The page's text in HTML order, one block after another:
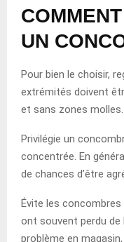
UN
Pour bien le choisir,
extrémités doivent
et sans zones molles.
Privilégie un
concentrée. En
de chances d’être
Évite les
ont souvent perdu
problème en